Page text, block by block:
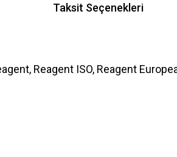
Taksit Seçenekleri
Reagent ISO, Reagent